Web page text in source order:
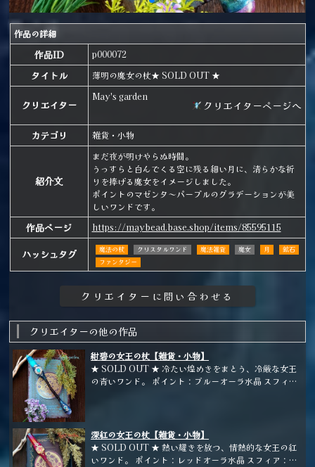
作品の詳細
作品ID p000072
タイトル 薄明の魔女の杖★ SOLD OUT ★
クリエイター
May's garden
クリエイターページへ
カテゴリ 雑貨・小物
紹介文
まだ夜が明けやらぬ時間。
うっすらと白んでくる空に残る細い月に、清らかな祈
りを捧げる魔女をイメージしました。
ポイントのマゼンタ～パープルのグラデーションが美
しいワンドです。
作品ページ https://maybead.base.shop/items/85595115
ハッシュタグ 魔法の杖 クリスタルワンド 魔法雑貨 魔女 月
鉱石
ファンタジー
クリエイターの他の作品
紺碧の女王の杖【雑貨・小物】
★ SOLD OUT ★ 冷たい煌めきをまとう、冷厳な女王
の青いワンド。 ポイント：ブルーオーラ水晶 スフィ
深紅の女王の杖【雑貨・小物】
★ SOLD OUT ★ 熱い耀きを放つ、情熱的な女王の紅
いワンド。 ポイント：レッドオーラ水晶 スフィア：レ